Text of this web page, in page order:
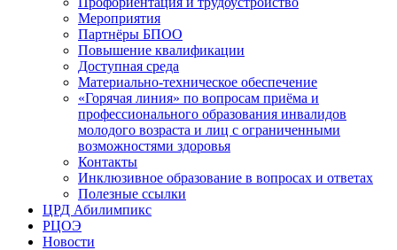
Мероприятия
Партнёры БПОО
Повышение квалификации
Доступная среда
Материально-техническое обеспечение
«Горячая линия» по вопросам приёма и
профессионального образования инвалидов
молодого возраста и лиц с ограниченными
возможностями здоровья
Контакты
Инклюзивное образование в вопросах и ответах
Полезные ссылки
ЦРД Абилимпикс
РЦОЭ
Новости